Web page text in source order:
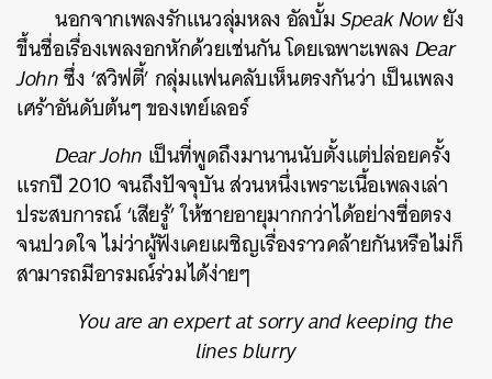
นอกจากเพลงรักแนวลุ่มหลง อัลบั้มSpeak Nowยัง
ขึ้นชื่อเรื่องเพลงอกหักด้วยเช่นกัน โดยเฉพาะเพลงDear
Johnซึ่ง ‘สวิฟตี้’ กลุ่มแฟนคลับเห็นตรงกันว่า เป็นเพลง
เศร้าอันดับต้นๆ ของเทย์เลอร์
Dear John เป็นที่พูดถึงมานานนับตั้งแต่ปล่อยครั้ง
แรกปี 2010 จนถึงปัจจุบัน ส่วนหนึ่งเพราะเนื้อเพลงเล่า
ประสบการณ์ ‘เสียรู้’ ให้ชายอายุมากกว่าได้อย่างซื่อตรง
จนปวดใจ ไม่ว่าผู้ฟังเคยเผชิญเรื่องราวคล้ายกันหรือไม่ก็
สามารถมีอารมณ์ร่วมได้ง่ายๆ
You are an expert at sorry and keeping the
lines blurry